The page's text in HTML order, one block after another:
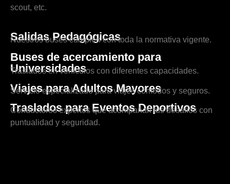
scout, etc.
Salidas Pedagógicas
Nuestros buses cumplen con toda la normativa vigente.
Buses de acercamiento para
Universidades
Traslados en vehículos con diferentes capacidades.
Viajes para Adultos Mayores
Servicio especializado para viajes cómodos y seguros.
Traslados para Eventos Deportivos
Conductores expertos que acompañan tus desafíos con
puntualidad y seguridad.